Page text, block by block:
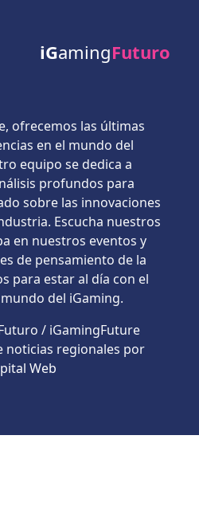
iGamingFuturo
ofrecemos las últimas
en el mundo del
equipo se dedica a
profundos para
sobre las innovaciones
Escucha nuestros
en nuestros eventos y
de pensamiento de la
para estar al día con el
del iGaming.
/ iGamingFuture
noticias regionales por
Web